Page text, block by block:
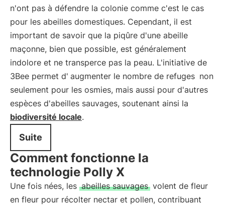
n'ont pas à défendre la colonie comme c'est le cas
pour les abeilles domestiques. Cependant, il est
important de savoir que la piqûre d'une abeille
maçonne, bien que possible, est généralement
indolore et ne transperce pas la peau. L'initiative de
3Bee permet d' augmenter le nombre de refuges non
seulement pour les osmies, mais aussi pour d'autres
espèces d'abeilles sauvages, soutenant ainsi la
biodiversité locale.
Suite
Comment fonctionne la
technologie Polly X
Une fois nées, les abeilles sauvages volent de fleur
en fleur pour récolter nectar et pollen, contribuant